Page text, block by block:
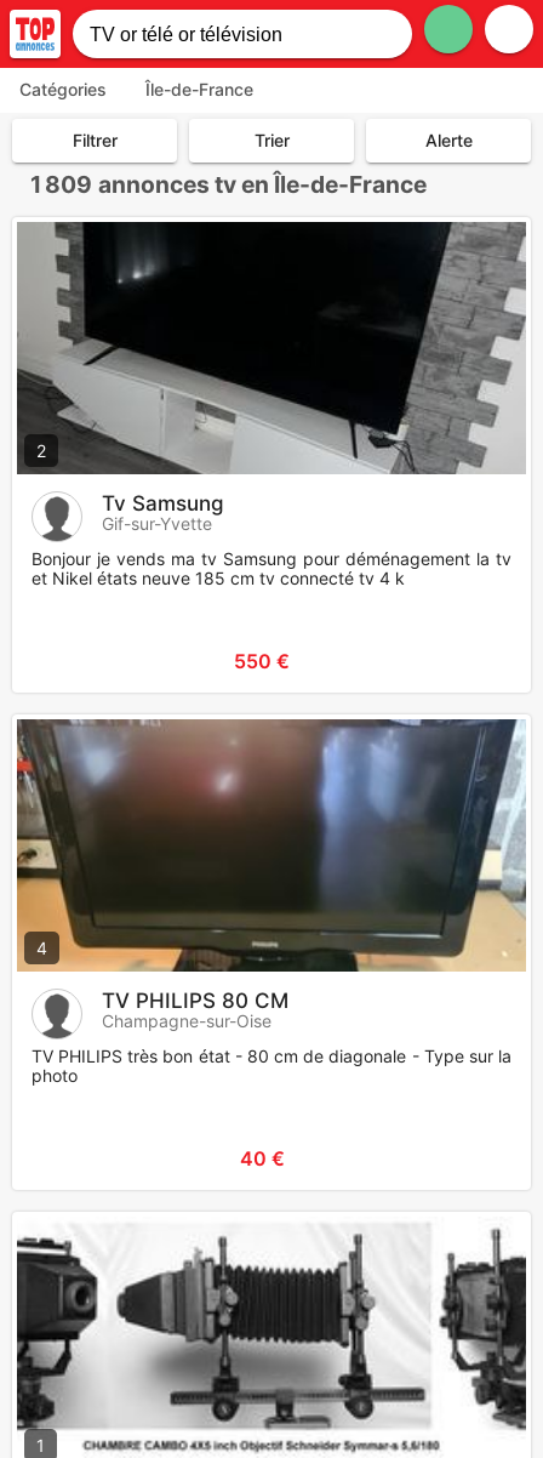
Catégories Île-de-France
Filtrer Trier Alerte
1 809 annonces tv en Île-de-France
2
Tv Samsung
Gif-sur-Yvette
Bonjour je vends ma tv Samsung pour déménagement la tv
et Nikel états neuve 185 cm tv connecté tv 4 k
550 €
4
TV PHILIPS 80 CM
Champagne-sur-Oise
TV PHILIPS très bon état - 80 cm de diagonale - Type sur la
photo
40 €
1